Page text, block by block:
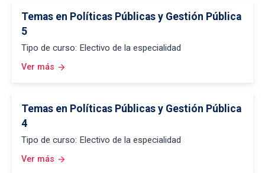
Temas en Políticas Públicas y Gestión Pública
5
Tipo de curso: Electivo de la especialidad
Ver más arrow_forward
Temas en Políticas Públicas y Gestión Pública
4
Tipo de curso: Electivo de la especialidad
Ver más arrow_forward